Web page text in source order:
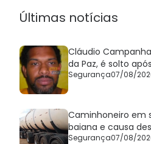
Últimas notícias
Cláudio
da Paz, é solto
Segurança07/08/
Caminhoneiro em
baiana e causa
Segurança07/08/